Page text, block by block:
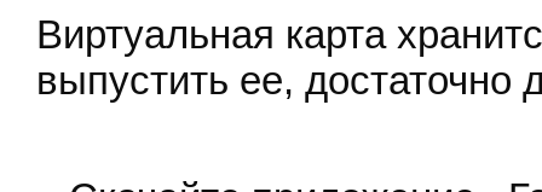
Виртуальная карта
выпустить ее, достаточно